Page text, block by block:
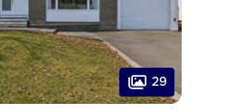
29